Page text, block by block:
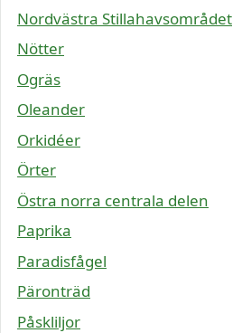
Nordvästra Stillahavsområdet
Nötter
Ogräs
Oleander
Orkidéer
Örter
Östra norra centrala delen
Paprika
Paradisfågel
Päronträd
Påskliljor